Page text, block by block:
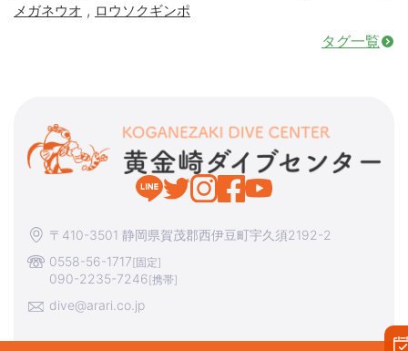
メガネウオ , ロウソクギンポ
タグ一覧
〒410-3501 静岡県賀茂郡西伊豆町宇久須2192-2
0558-56-1717[固定]
090-2235-7246[携帯]
dive@arari.co.jp